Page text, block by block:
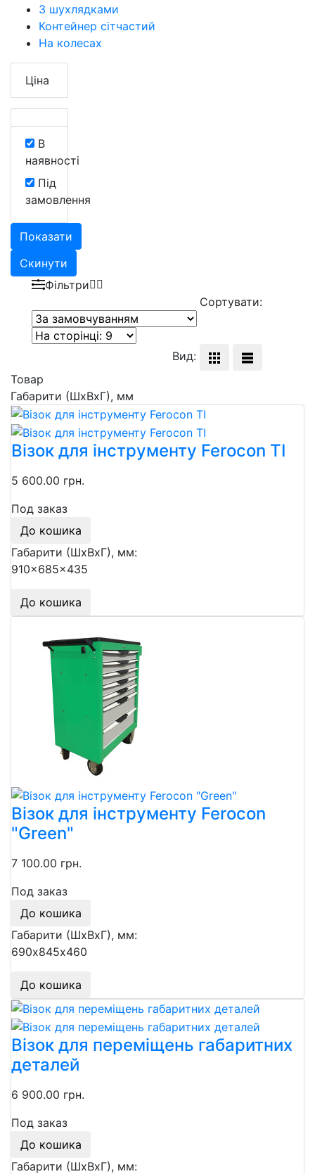
З шухлядками
Контейнер сітчастий
На колесах
Ціна
В
наявності
Під
замовлення
Показати
Скинути
Фільтри
Сортувати:
Вид:
Товар
Габарити (ШхВхГ), мм
Візок для інструменту Ferocon TI
5 600.00 грн.
Под заказ
До кошика
Габарити (ШхВхГ), мм:
910x685x435
До кошика
Візок для інструменту Ferocon
"Green"
7 100.00 грн.
Под заказ
До кошика
Габарити (ШхВхГ), мм:
690х845х460
До кошика
Візок для переміщень габаритних
деталей
6 900.00 грн.
Под заказ
До кошика
Габарити (ШхВхГ), мм: